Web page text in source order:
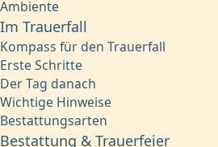
Ambiente
Im Trauerfall
Kompass für den Trauerfall
Erste Schritte
Der Tag danach
Wichtige Hinweise
Bestattungsarten
Bestattung & Trauerfeier